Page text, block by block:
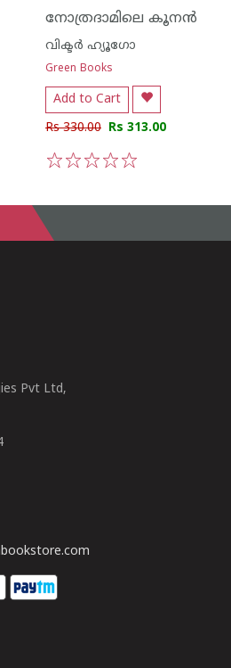
നോത്രദാമിലെ കൂന‌ന്‍
വിക്ടര്‍ ഹ്യൂഗോ
Green Books
Add to Cart
Rs 330.00 Rs 313.00
Pvt Ltd,